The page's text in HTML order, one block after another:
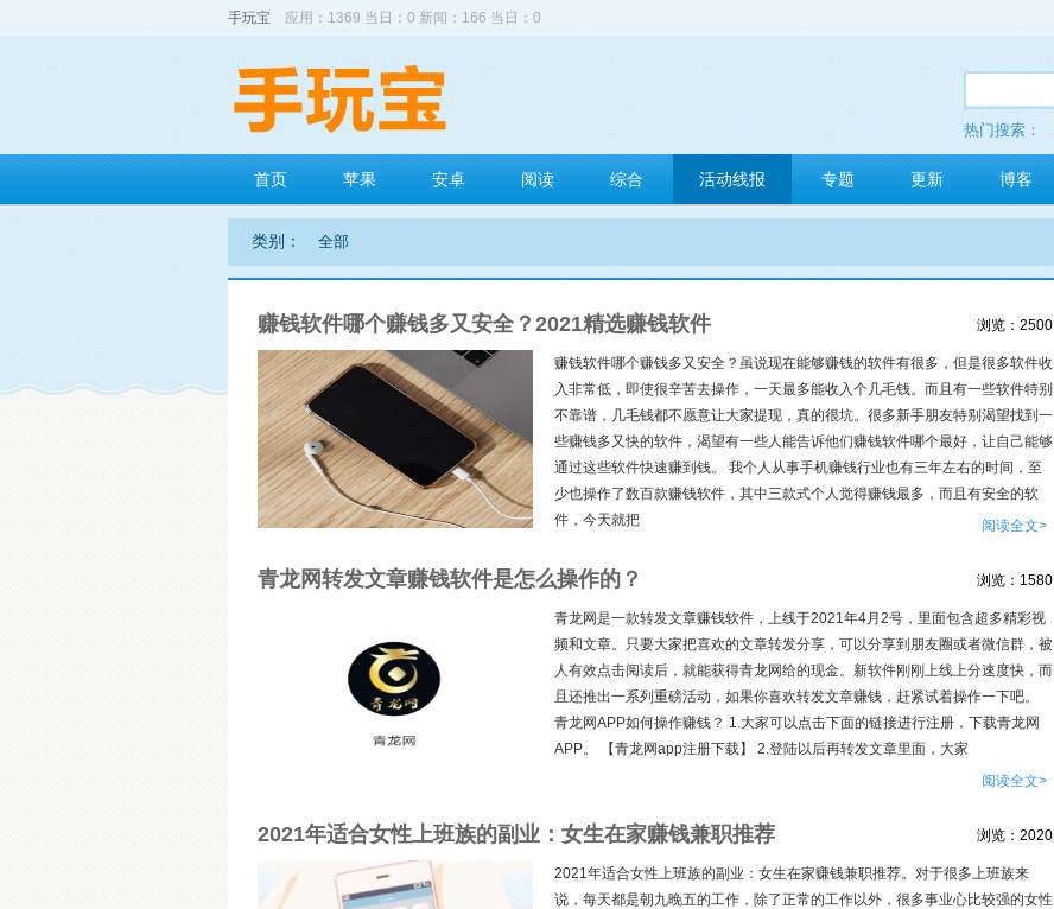
手玩宝 应用：1369 当日：0 新闻：166 当日：0
热门搜索：
多玩红包
首页 苹果 安卓 阅读 综合 活动线报 专题 更新 博客
类别： 全部
浏览：2500
赚钱软件哪个赚钱多又安全？2021精选赚钱软件
赚钱软件哪个赚钱多又安全？虽说现在能够赚钱的软件有很多，但是很多软件收
入非常低，即使很辛苦去操作，一天最多能收入个几毛钱。而且有一些软件特别
不靠谱，几毛钱都不愿意让大家提现，真的很坑。很多新手朋友特别渴望找到一
些赚钱多又快的软件，渴望有一些人能告诉他们赚钱软件哪个最好，让自己能够
通过这些软件快速赚到钱。 我个人从事手机赚钱行业也有三年左右的时间，至
少也操作了数百款赚钱软件，其中三款式个人觉得赚钱最多，而且有安全的软
件，今天就把
阅读全文>
浏览：1580
青龙网转发文章赚钱软件是怎么操作的？
青龙网是一款转发文章赚钱软件，上线于2021年4月2号，里面包含超多精彩视
频和文章。只要大家把喜欢的文章转发分享，可以分享到朋友圈或者微信群，被
人有效点击阅读后，就能获得青龙网给的现金。新软件刚刚上线上分速度快，而
且还推出一系列重磅活动，如果你喜欢转发文章赚钱，赶紧试着操作一下吧。
青龙网APP如何操作赚钱？ 1.大家可以点击下面的链接进行注册，下载青龙网
APP。 【青龙网app注册下载】 2.登陆以后再转发文章里面，大家
阅读全文>
浏览：2020
2021年适合女性上班族的副业：女生在家赚钱兼职推荐
2021年适合女性上班族的副业：女生在家赚钱兼职推荐。对于很多上班族来
说，每天都是朝九晚五的工作，除了正常的工作以外，很多事业心比较强的女性